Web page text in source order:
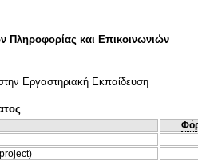
Πληροφορίας και Επικοινωνιών
Εργαστηριακή Εκπαίδευση